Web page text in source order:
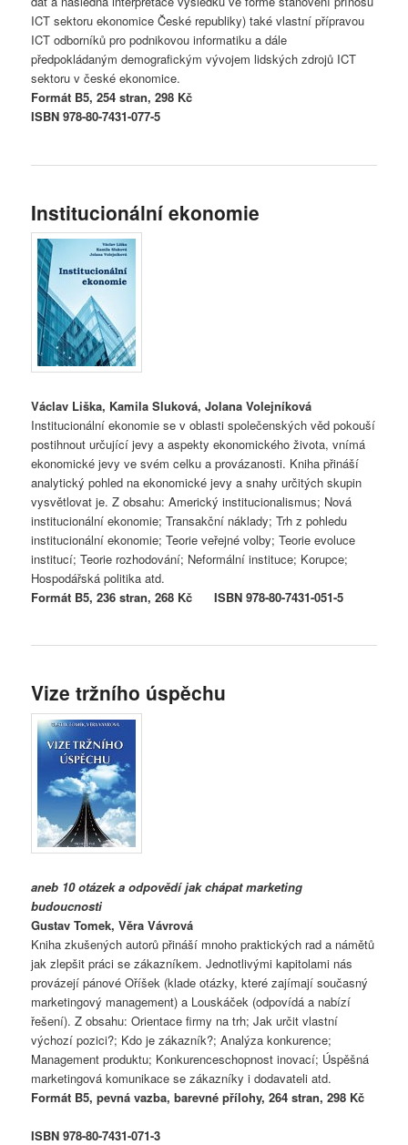
ICT sektoru ekonomice České republiky) také vlastní přípravou
ICT odborníků pro podnikovou informatiku a dále
předpokládaným demografickým vývojem lidských zdrojů ICT
sektoru v české ekonomice.
Formát B5, 254 stran, 298 Kč
ISBN 978-80-7431-077-5
Institucionální ekonomie
Václav Liška, Kamila Sluková, Jolana Volejníková
Institucionální ekonomie se v oblasti společenských věd pokouší
postihnout určující jevy a aspekty ekonomického života, vnímá
ekonomické jevy ve svém celku a provázanosti. Kniha přináší
analytický pohled na ekonomické jevy a snahy určitých skupin
vysvětlovat je. Z obsahu: Americký institucionalismus; Nová
institucionální ekonomie; Transakční náklady; Trh z pohledu
institucionální ekonomie; Teorie veřejné volby; Teorie evoluce
institucí; Teorie rozhodování; Neformální instituce; Korupce;
Hospodářská politika atd.
Formát B5, 236 stran, 268 Kč ISBN 978-80-7431-051-5
Vize tržního úspěchu
aneb 10 otázek a odpovědí jak chápat marketing
budoucnosti
Gustav Tomek, Věra Vávrová
Kniha zkušených autorů přináší mnoho praktických rad a námětů
jak zlepšit práci se zákazníkem. Jednotlivými kapitolami nás
provázejí pánové Oříšek (klade otázky, které zajímají současný
marketingový management) a Louskáček (odpovídá a nabízí
řešení). Z obsahu: Orientace firmy na trh; Jak určit vlastní
výchozí pozici?; Kdo je zákazník?; Analýza konkurence;
Management produktu; Konkurenceschopnost inovací; Úspěšná
marketingová komunikace se zákazníky i dodavateli atd.
Formát B5, pevná vazba, barevné přílohy, 264 stran, 298 Kč
ISBN 978-80-7431-071-3